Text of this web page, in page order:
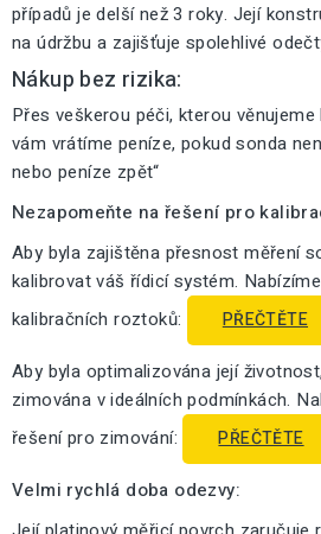
případů je delší než 3 roky. Její
na údržbu a zajišťuje spolehlivé
Nákup bez rizika:
Přes veškerou péči, kterou
vám vrátíme peníze, pokud sonda
nebo peníze zpět“
Nezapomeňte na řešení pro
Aby byla zajištěna přesnost měření
kalibrovat váš řídicí systém.
kalibračních roztoků:
PŘEČTĚTE
Aby byla optimalizována její
zimována v ideálních podmínkách.
řešení pro zimování:
PŘEČTĚTE
Velmi rychlá doba odezvy: